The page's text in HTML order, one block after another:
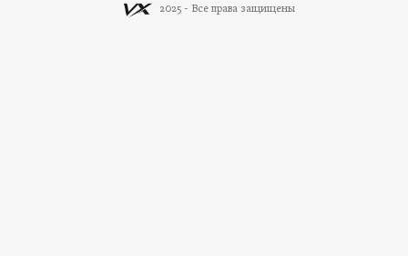
2025 - Все права защищены